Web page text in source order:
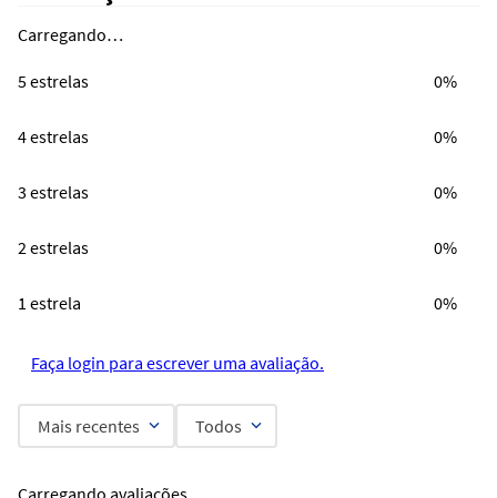
Carregando…
5 estrelas 0%
4 estrelas 0%
3 estrelas 0%
2 estrelas 0%
1 estrela 0%
Faça login para escrever uma avaliação.
Mais recentes Todos